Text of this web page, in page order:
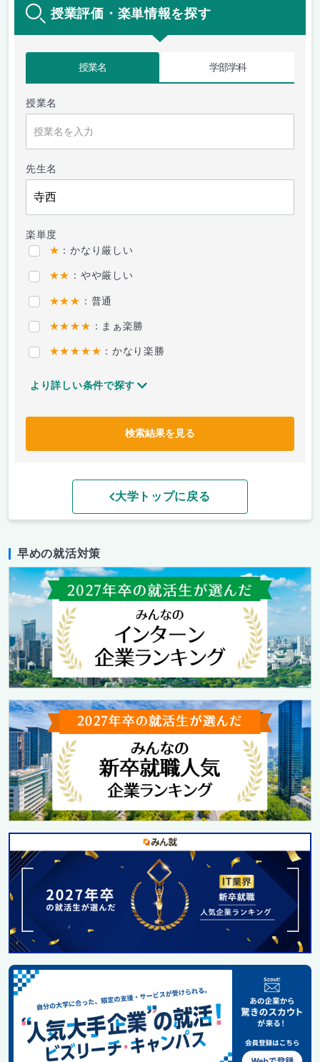
授業評価・楽単情報を探す
授業名 学部学科
授業名
先生名
楽単度
★ ：かなり厳しい
★★ ：やや厳しい
★★★ ：普通
★★★★ ：まぁ楽勝
★★★★★ ：かなり楽勝
より詳しい条件で探す
検索結果を見る
大学トップに戻る
早めの就活対策